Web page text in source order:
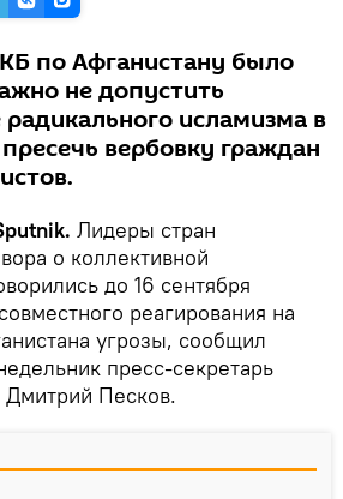
по Афганистану было
не допустить
исламизма в
вербовку граждан
Лидеры стран
о коллективной
до 16 сентября
реагирования на
угрозы, сообщил
пресс-секретарь
Дмитрий Песков.